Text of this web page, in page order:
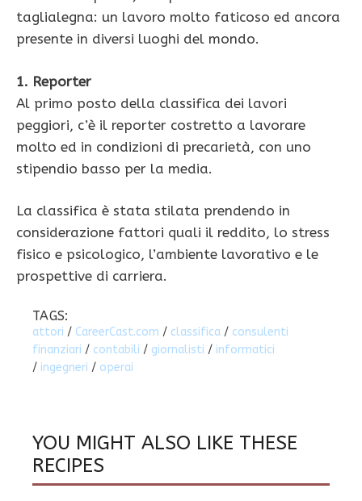
taglialegna: un lavoro molto faticoso ed ancora
presente in diversi luoghi del mondo.
1. Reporter
Al primo posto della classifica dei lavori
peggiori, c’è il reporter costretto a lavorare
molto ed in condizioni di precarietà, con uno
stipendio basso per la media.
La classifica è stata stilata prendendo in
considerazione fattori quali il reddito, lo stress
fisico e psicologico, l’ambiente lavorativo e le
prospettive di carriera.
TAGS:
attori / CareerCast.com / classifica / consulenti
finanziari / contabili / giornalisti / informatici
/ ingegneri / operai
YOU MIGHT ALSO LIKE THESE
RECIPES